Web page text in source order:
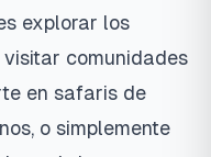
explorar los
comunidades
en safaris de
o simplemente